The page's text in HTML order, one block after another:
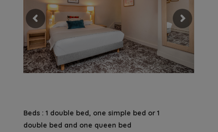
Beds : 1 double bed, one simple bed or 1
double bed and one queen bed